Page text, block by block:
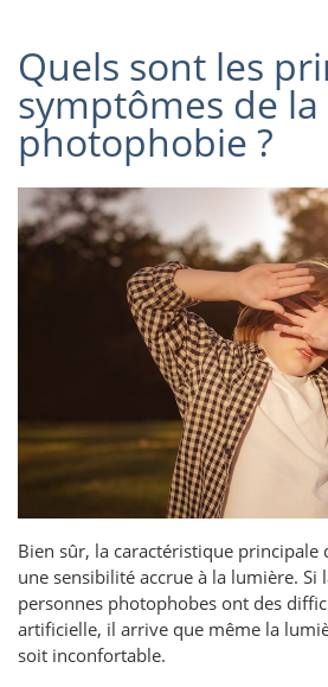
Quels sont les
symptômes de la
photophobie ?
Bien sûr, la caractéristique principale
une sensibilité accrue à la lumière.
personnes photophobes ont des
artificielle, il arrive que même la
soit inconfortable.